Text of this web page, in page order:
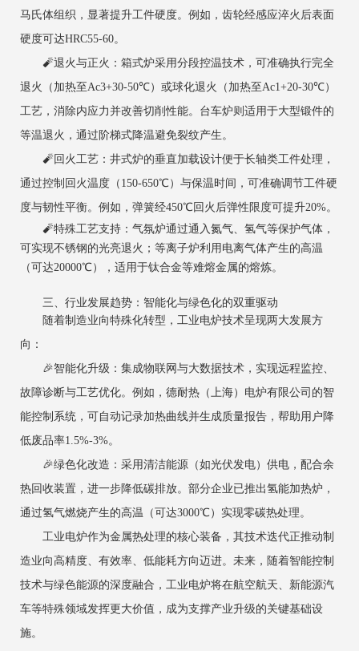
马氏体组织，显著提升工件硬度。例如，齿轮经感应淬火后表面
硬度可达HRC55-60。
‌🧨退火与正火‌：箱式炉采用分段控温技术，可准确执行完全
退火（加热至Ac3+30-50℃）或球化退火（加热至Ac1+20-30℃）
工艺，消除内应力并改善切削性能。台车炉则适用于大型锻件的
等温退火，通过阶梯式降温避免裂纹产生。
‌🧨回火工艺‌：井式炉的垂直加载设计便于长轴类工件处理，
通过控制回火温度（150-650℃）与保温时间，可准确调节工件硬
度与韧性平衡。例如，弹簧经450℃回火后弹性限度可提升20%。
‌🧨特殊工艺支持‌：气氛炉通过通入氮气、氢气等保护气体，
可实现不锈钢的光亮退火；等离子炉利用电离气体产生的高温
（可达20000℃），适用于钛合金等难熔金属的熔炼。
三、行业发展趋势：智能化与绿色化的双重驱动
随着制造业向特殊化转型，工业电炉技术呈现两大发展方
向：
‌🎉智能化升级‌：集成物联网与大数据技术，实现远程监控、
故障诊断与工艺优化。例如，德耐热（上海）电炉有限公司的智
能控制系统，可自动记录加热曲线并生成质量报告，帮助用户降
低废品率1.5%-3%。
‌🎉绿色化改造‌：采用清洁能源（如光伏发电）供电，配合余
热回收装置，进一步降低碳排放。部分企业已推出氢能加热炉，
通过氢气燃烧产生的高温（可达3000℃）实现零碳热处理。
工业电炉作为金属热处理的核心装备，其技术迭代正推动制
造业向高精度、有效率、低能耗方向迈进。未来，随着智能控制
技术与绿色能源的深度融合，工业电炉将在航空航天、新能源汽
车等特殊领域发挥更大价值，成为支撑产业升级的关键基础设
施。